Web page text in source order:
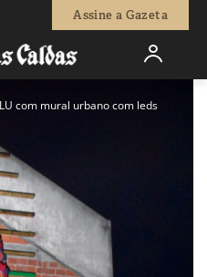
Assine a Gazeta
com mural urbano com leds